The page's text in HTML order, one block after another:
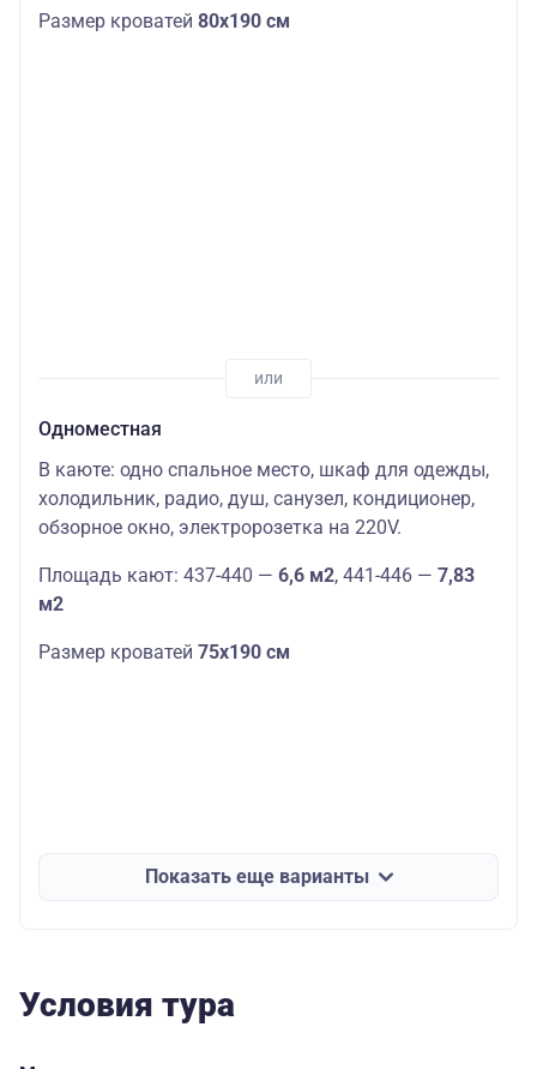
Размер кроватей 80х190 см
Одноместная
В каюте: одно спальное место, шкаф для одежды,
холодильник, радио, душ, санузел, кондиционер,
обзорное окно, электророзетка на 220V.
Площадь кают: 437-440 — 6,6 м2, 441-446 — 7,83
м2
Размер кроватей 75х190 см
Показать еще варианты
Условия тура